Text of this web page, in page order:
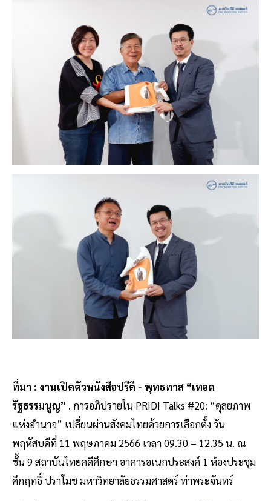
ที่มา : งานเปิดตัวหนังสือปรีดี - พุทธทาส “เทอด
รัฐธรรมนูญ” . การอภิปรายใน PRIDI Talks #20: “ดุลยภาพ
แห่งอำนาจ” เปลี่ยนผ่านสังคมไทยด้วยการเลือกตั้ง วัน
พฤหัสบดีที่ 11 พฤษภาคม 2566 เวลา 09.30 – 12.35 น. ณ
ชั้น 9 สถาบันไทยคดีศึกษา อาคารอเนกประสงค์ 1 ห้องประชุม
คึกฤทธิ์ ปราโมช มหาวิทยาลัยธรรมศาสตร์ ท่าพระจันทร์